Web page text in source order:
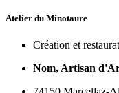
Atelier du Minotaure
Création et
Nom, Artisan